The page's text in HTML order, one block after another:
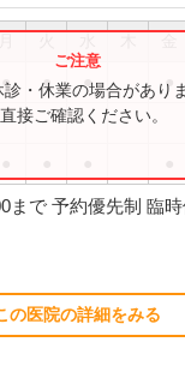
● ● ● ●
・休業の場合があり
接ご確認ください。
まで 予約優先制 臨時
の医院の詳細をみる